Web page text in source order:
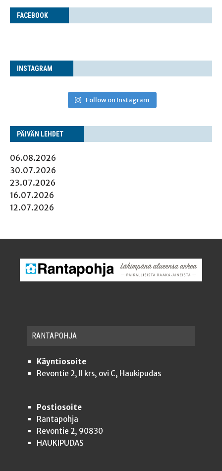
FACE­BOOK
INS­TA­GRAM
Follow on Instagram
PÄI­VÄN LEHDET
06.08.2026
30.07.2026
23.07.2026
16.07.2026
12.07.2026
RAN­TA­POH­JA
Käyntiosoite
Revontie 2, II krs, ovi C, Haukipudas
Postiosoite
Rantapohja
Revontie 2, 90830
HAUKIPUDAS